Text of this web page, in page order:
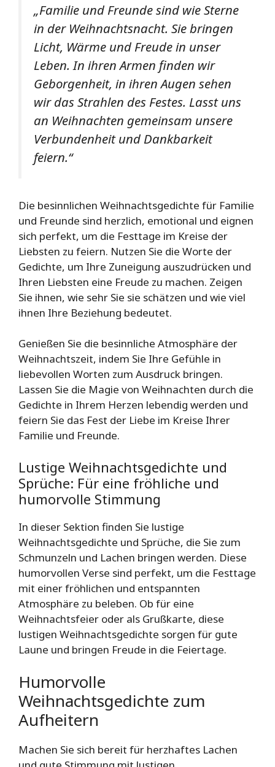
„Familie und Freunde sind wie Sterne
in der Weihnachtsnacht. Sie bringen
Licht, Wärme und Freude in unser
Leben. In ihren Armen finden wir
Geborgenheit, in ihren Augen sehen
wir das Strahlen des Festes. Lasst uns
an Weihnachten gemeinsam unsere
Verbundenheit und Dankbarkeit
feiern.“
Die besinnlichen Weihnachtsgedichte für Familie
und Freunde sind herzlich, emotional und eignen
sich perfekt, um die Festtage im Kreise der
Liebsten zu feiern. Nutzen Sie die Worte der
Gedichte, um Ihre Zuneigung auszudrücken und
Ihren Liebsten eine Freude zu machen. Zeigen
Sie ihnen, wie sehr Sie sie schätzen und wie viel
ihnen Ihre Beziehung bedeutet.
Genießen Sie die besinnliche Atmosphäre der
Weihnachtszeit, indem Sie Ihre Gefühle in
liebevollen Worten zum Ausdruck bringen.
Lassen Sie die Magie von Weihnachten durch die
Gedichte in Ihrem Herzen lebendig werden und
feiern Sie das Fest der Liebe im Kreise Ihrer
Familie und Freunde.
Lustige Weihnachtsgedichte und
Sprüche: Für eine fröhliche und
humorvolle Stimmung
In dieser Sektion finden Sie lustige
Weihnachtsgedichte und Sprüche, die Sie zum
Schmunzeln und Lachen bringen werden. Diese
humorvollen Verse sind perfekt, um die Festtage
mit einer fröhlichen und entspannten
Atmosphäre zu beleben. Ob für eine
Weihnachtsfeier oder als Grußkarte, diese
lustigen Weihnachtsgedichte sorgen für gute
Laune und bringen Freude in die Feiertage.
Humorvolle
Weihnachtsgedichte zum
Aufheitern
Machen Sie sich bereit für herzhaftes Lachen